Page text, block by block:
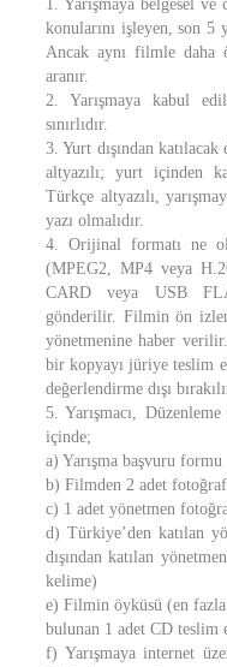
1. Yarışmaya belgesel
konularını işleyen, son
Ancak aynı filmle daha
aranır.
2. Yarışmaya kabul
sınırlıdır.
3. Yurt dışından
altyazılı; yurt içinden
Türkçe altyazılı,
yazı olmalıdır.
4. Orijinal formatı ne
(MPEG2, MP4 veya
CARD veya USB
gönderilir. Filmin ön
yönetmenine haber
bir kopyayı jüriye teslim
değerlendirme dışı
5. Yarışmacı,
içinde;
a) Yarışma başvuru formu
b) Filmden 2 adet fotoğraf
c) 1 adet yönetmen
d) Türkiye’den katılan
dışından katılan
kelime)
e) Filmin öyküsü (en
bulunan 1 adet CD teslim
f) Yarışmaya internet